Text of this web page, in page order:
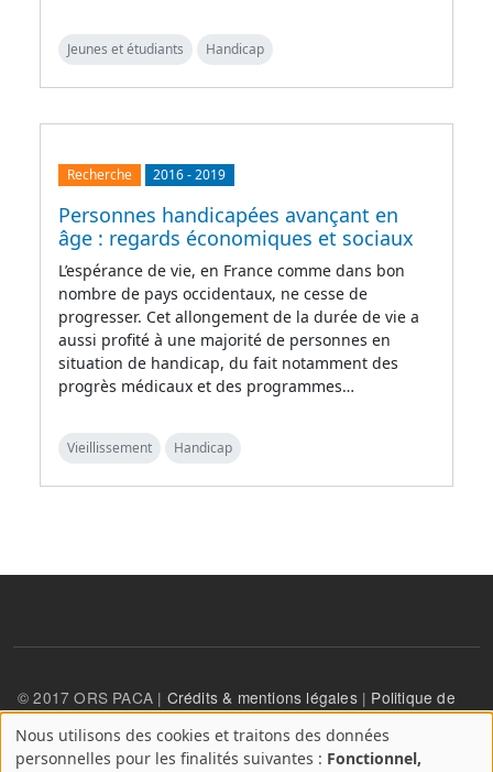
Jeunes et étudiants Handicap
Recherche 2016-2019
Personnes handicapées avançant en
âge : regards économiques et sociaux
L’espérance de vie, en France comme dans bon
nombre de pays occidentaux, ne cesse de
progresser. Cet allongement de la durée de vie a
aussi profité à une majorité de personnes en
situation de handicap, du fait notamment des
progrès médicaux et des programmes…
Vieillissement Handicap
© 2017 ORS PACA | Crédits & mentions légales| Politique de
confidentialité
A
Nous utilisons des cookies et traitons des données
personnelles pour les finalités suivantes : Fonctionnel,